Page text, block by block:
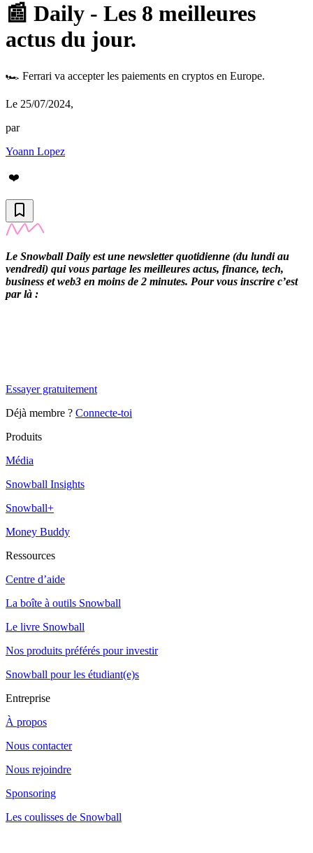
📰 Daily - Les 8 meilleures
actus du jour.
🏎️ Ferrari va accepter les paiements en cryptos en Europe.
Le 25/07/2024,
par
Yoann Lopez
❤️
Le Snowball Daily est une newsletter quotidienne (du lundi au
vendredi) qui vous partage les meilleures actus, finance, tech,
business et web3 en moins de 2 minutes. Pour vous inscrire c’est
par là :
Essayer gratuitement
Déjà membre ? Connecte-toi
Produits
Média
Snowball Insights
Snowball+
Money Buddy
Ressources
Centre d’aide
La boîte à outils Snowball
Le livre Snowball
Nos produits préférés pour investir
Snowball pour les étudiant(e)s
Entreprise
À propos
Nous contacter
Nous rejoindre
Sponsoring
Les coulisses de Snowball